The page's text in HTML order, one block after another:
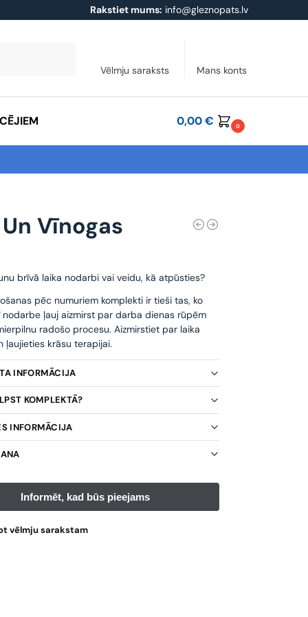
Rakstiet mums: info@gleznopats.lv
Vēlmju saraksts Mans konts
0,00€ 0
Vīnogas
brīvā laika nodarbi vai veidu, kā atpūsties?
pēc numuriem komplekti ir tieši tas, ko
nodarbe ļauj aizmirst par darba dienas rūpēm
radošo procesu. Aizmirstiet par laika
ļaujieties krāsu terapijai.
INFORMĀCIJA
KOMPLEKTĀ?
INFORMĀCIJA
vēlmju sarakstam